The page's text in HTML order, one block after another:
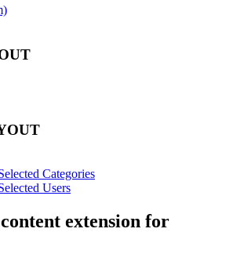
Categories
Users
extension for